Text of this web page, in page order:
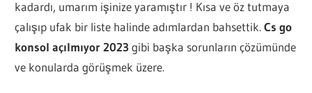
kadardı, umarım işinize yaramıştır ! Kısa ve öz tutmaya
çalışıp ufak bir liste halinde adımlardan bahsettik.Cs go
konsol açılmıyor 2023gibi başka sorunların çözümünde
ve konularda görüşmek üzere.